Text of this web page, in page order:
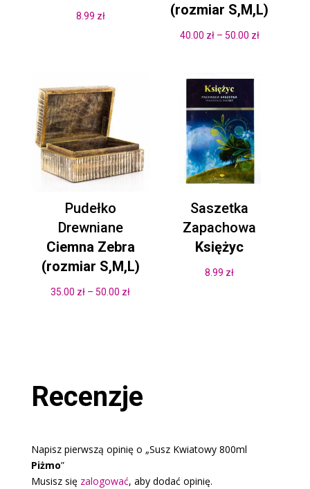
8.99 zł
(rozmiar S,M,L)
40.00 zł – 50.00 złZakres
Pudełko
Drewniane
Ciemna Zebra
(rozmiar S,M,L)
35.00 zł – 50.00 złZakres
Saszetka
Zapachowa
Księżyc
8.99 zł
Recenzje
Napisz pierwszą opinię o „Susz Kwiatowy 800ml
Piżmo”
Musisz się zalogować, aby dodać opinię.